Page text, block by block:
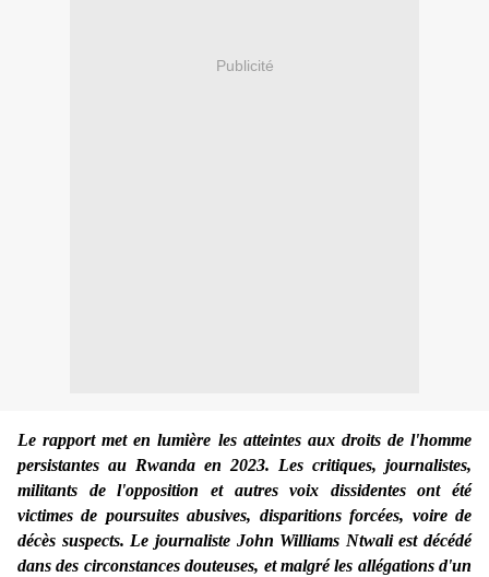
Publicité
Le rapport met en lumière les atteintes aux droits de l'homme
persistantes au Rwanda en 2023. Les critiques, journalistes,
militants de l'opposition et autres voix dissidentes ont été
victimes de poursuites abusives, disparitions forcées, voire de
décès suspects. Le journaliste John Williams Ntwali est décédé
dans des circonstances douteuses, et malgré les allégations d'un